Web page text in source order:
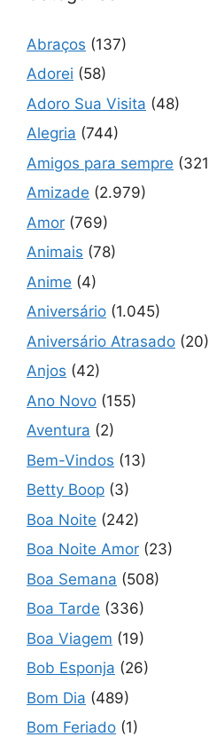
Abraços (137)
Adorei (58)
Adoro Sua Visita (48)
Alegria (744)
Amigos para sempre
Amizade (2.979)
Amor (769)
Animais (78)
Anime (4)
Aniversário (1.045)
Aniversário Atrasado (20)
Anjos (42)
Ano Novo (155)
Aventura (2)
Bem-Vindos (13)
Betty Boop (3)
Boa Noite (242)
Boa Noite Amor (23)
Boa Semana (508)
Boa Tarde (336)
Boa Viagem (19)
Bob Esponja (26)
Bom Dia (489)
Bom Feriado (1)